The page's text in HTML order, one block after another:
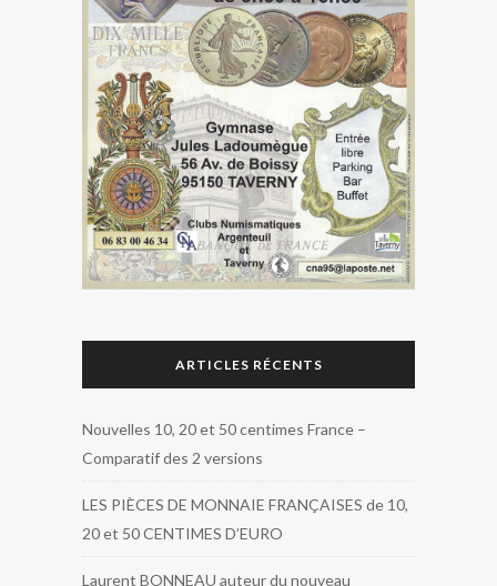
ARTICLES RÉCENTS
Nouvelles 10, 20 et 50 centimes France –
Comparatif des 2 versions
LES PIÈCES DE MONNAIE FRANÇAISES de 10,
20 et 50 CENTIMES D’EURO
Laurent BONNEAU auteur du nouveau